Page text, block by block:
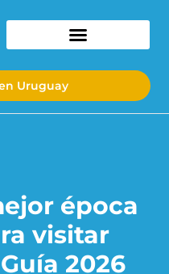
Uruguay
época
visitar
2026